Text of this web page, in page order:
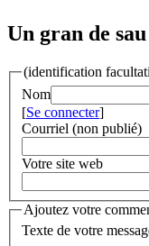
Un gran de
(identification
Nom
[Se connecter]
Courriel (non publié)
Votre site web
Ajoutez votre
Texte de votre